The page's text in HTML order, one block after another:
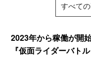
すべて
2023年から稼働が開
『仮面ライダーバト